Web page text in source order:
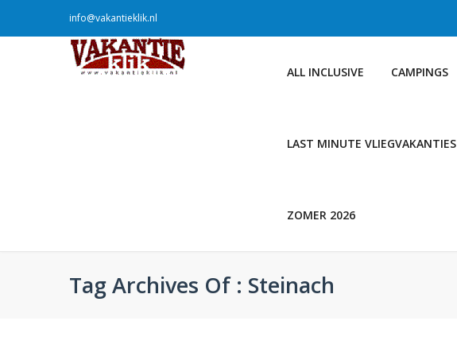
info@vakantieklik.nl
ALL INCLUSIVE CAMPINGS
LAST MINUTE VLIEGVAKANTIES
ZOMER 2026
Tag Archives Of : Steinach